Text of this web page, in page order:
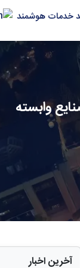
خدمات هوشمند
وابسته
آخرین اخبار